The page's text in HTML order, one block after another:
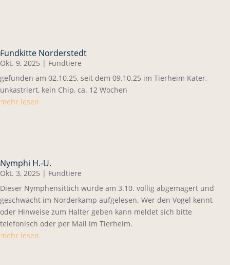
Fundkitte Norderstedt
Okt. 9, 2025 | Fundtiere
gefunden am 02.10.25, seit dem 09.10.25 im Tierheim Kater,
unkastriert, kein Chip, ca. 12 Wochen
mehr lesen
Nymphi H.-U.
Okt. 3, 2025 | Fundtiere
Dieser Nymphensittich wurde am 3.10. völlig abgemagert und
geschwächt im Norderkamp aufgelesen. Wer den Vogel kennt
oder Hinweise zum Halter geben kann meldet sich bitte
telefonisch oder per Mail im Tierheim.
mehr lesen